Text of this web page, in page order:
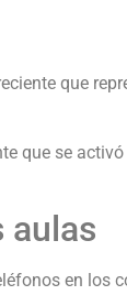
que
que se
aulas
en los